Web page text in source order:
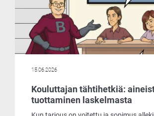
15.06.2026
Kouluttajan tähtihetkiä:
tuottaminen laskelmasta